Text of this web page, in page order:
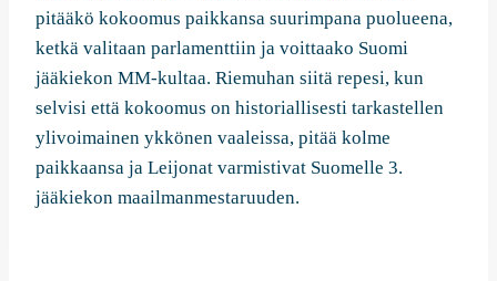
pitääkö kokoomus paikkansa suurimpana puolueena,
ketkä valitaan parlamenttiin ja voittaako Suomi
jääkiekon MM-kultaa. Riemuhan siitä repesi, kun
selvisi että kokoomus on historiallisesti tarkastellen
ylivoimainen ykkönen vaaleissa, pitää kolme
paikkaansa ja Leijonat varmistivat Suomelle 3.
jääkiekon maailmanmestaruuden.